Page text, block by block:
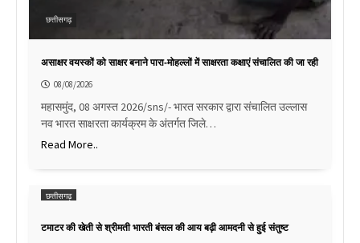
छत्तीसगढ़
असाक्षर वयस्कों को साक्षर बनाने पारा-मोहल्लों में साक्षरता कक्षाएं संचालित की जा रही
08/08/2026
महासमुंद, 08 अगस्त 2026/sns/- भारत सरकार द्वारा संचालित उल्लास
नव भारत साक्षरता कार्यक्रम के अंतर्गत जिले…
Read More..
छत्तीसगढ़
टमाटर की खेती से श्रीमती भारती बंसल की आय बढ़ी आमदनी से हुई संतुष्ट